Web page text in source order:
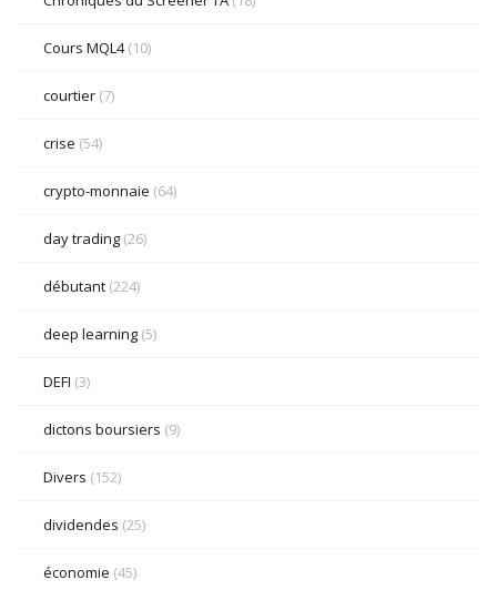
Cours MQL4(10)
courtier (7)
crise (54)
crypto-monnaie (64)
day trading (26)
débutant (224)
deep learning (5)
DEFI (3)
dictons boursiers (9)
Divers (152)
dividendes (25)
économie (45)